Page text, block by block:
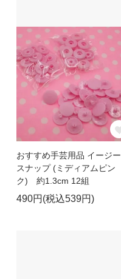
おすすめ手芸用品 イージー
スナップ (ミディアムピン
ク) 約1.3cm 12組
490円(税込539円)